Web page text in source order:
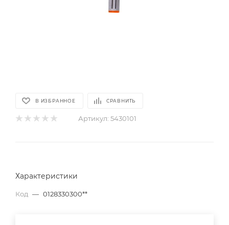
В ИЗБРАННОЕ СРАВНИТЬ
Артикул: 5430101
Характеристики
Код — 0128330300**